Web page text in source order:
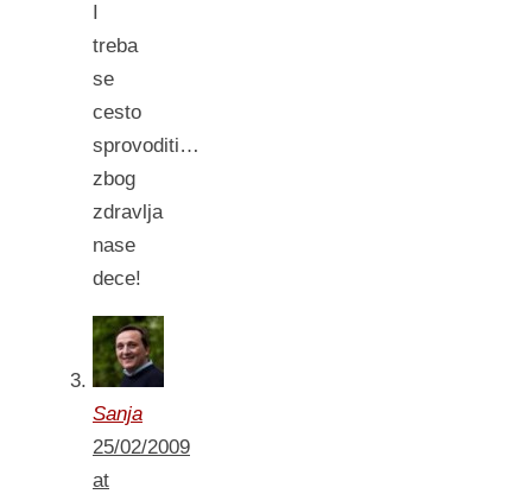
I
treba
se
cesto
sprovoditi…
zbog
zdravlja
nase
dece!
Sanja
25/02/2009
at